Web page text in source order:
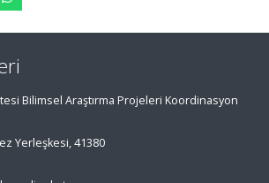
Bilimsel Araştırma Projeleri Koordinasyon
Yerleşkesi, 41380